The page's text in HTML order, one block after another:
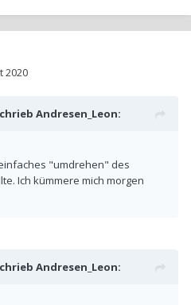
2020
Andresen_Leon:
"umdrehen" des
Ich kümmere mich morgen
Andresen_Leon: